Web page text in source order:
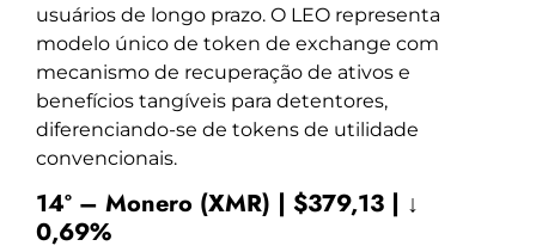
usuários de longo prazo. O LEO representa
modelo único de token de exchange com
mecanismo de recuperação de ativos e
benefícios tangíveis para detentores,
diferenciando-se de tokens de utilidade
convencionais.
14º – Monero (XMR) | $379,13 | ↓
0,69%